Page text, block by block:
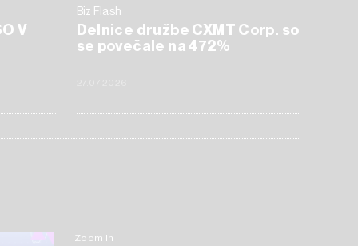
V
Biz Flash
Delnice družbe CXMT Corp. so
se povečale na 472%
Zoom In